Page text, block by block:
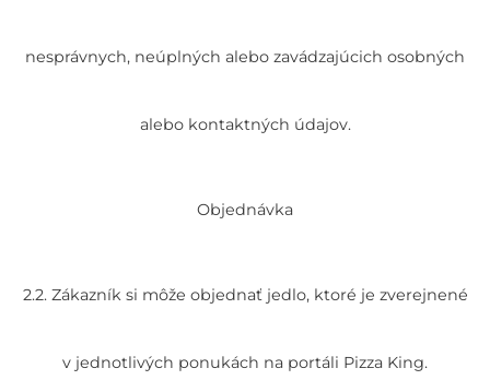
nesprávnych, neúplných alebo zavádzajúcich osobných
alebo kontaktných údajov.
Objednávka
2.2. Zákazník si môže objednať jedlo, ktoré je zverejnené
v jednotlivých ponukách na portáli Pizza King.